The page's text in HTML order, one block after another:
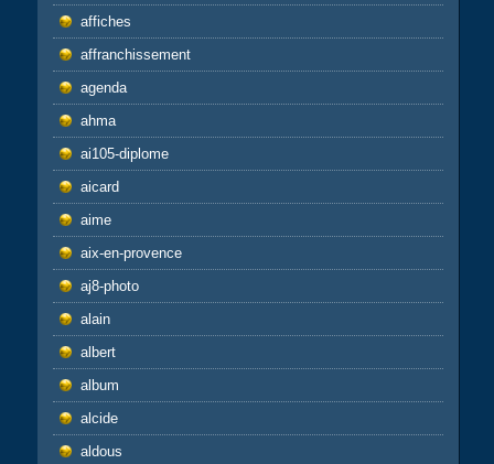
affiches
affranchissement
agenda
ahma
ai105-diplome
aicard
aime
aix-en-provence
aj8-photo
alain
albert
album
alcide
aldous